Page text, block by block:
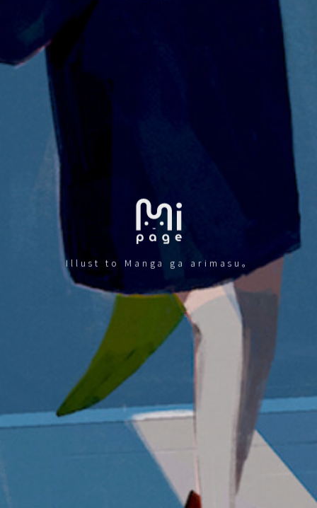
Illust to Manga ga arimasu。